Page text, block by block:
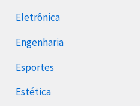
Eletrônica
Engenharia
Esportes
Estética